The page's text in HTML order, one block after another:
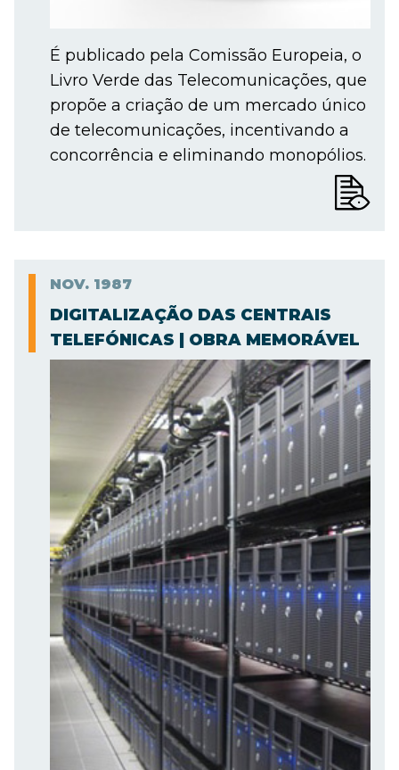
É publicado pela Comissão Europeia, o
Livro Verde das Telecomunicações, que
propõe a criação de um mercado único
de telecomunicações, incentivando a
concorrência e eliminando monopólios.
NOV. 1987
DIGITALIZAÇÃO DAS CENTRAIS
TELEFÓNICAS | OBRA MEMORÁVEL